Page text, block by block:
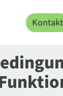
Kontakt